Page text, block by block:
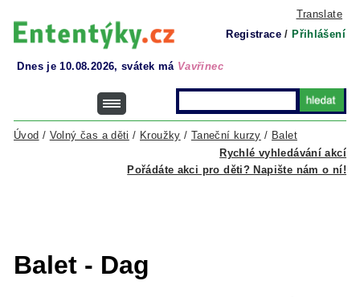
Translate
Registrace / Přihlášení
Dnes je 10.08.2026, svátek má Vavřinec
Rychlé vyhledávání akcí
Úvod / Volný čas a děti / Kroužky / Taneční kurzy / Balet
Pořádáte akci pro děti? Napište nám o ní!
Balet - Dag